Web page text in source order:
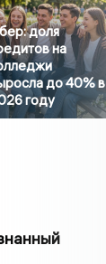
доля
на
до 40% в
году